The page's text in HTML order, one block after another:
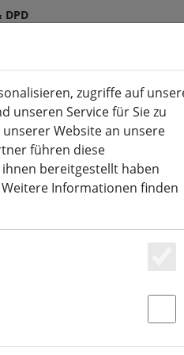
DPD
DE
Wohnen
Baum Isaac
außen 120
zugriffe auf
unseren Service für Sie zu
Website an unsere
führen diese
bereitgestellt haben
Informationen finden